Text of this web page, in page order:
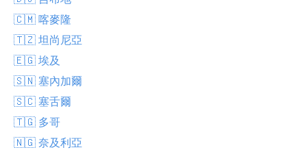
🇨🇲 喀麥隆
🇹🇿 坦尚尼亞
🇪🇬 埃及
🇸🇳 塞內加爾
🇸🇨 塞舌爾
🇹🇬 多哥
🇳🇬 奈及利亞